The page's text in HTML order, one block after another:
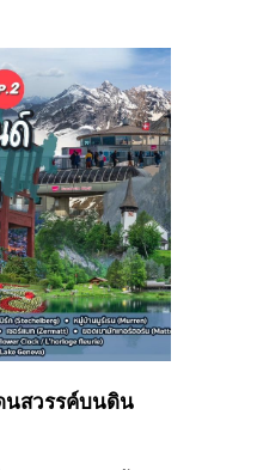
นของใคร
าเยือน
นสวรรค์บนดิน